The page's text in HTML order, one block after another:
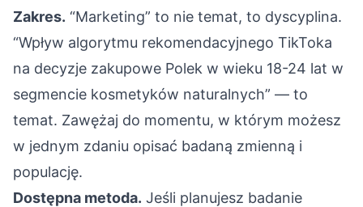
Zakres. “Marketing” to nie temat, to dyscyplina.
“Wpływ algorytmu rekomendacyjnego TikToka
na decyzje zakupowe Polek w wieku 18-24 lat w
segmencie kosmetyków naturalnych” — to
temat. Zawężaj do momentu, w którym możesz
w jednym zdaniu opisać badaną zmienną i
populację.
Dostępna metoda. Jeśli planujesz badanie